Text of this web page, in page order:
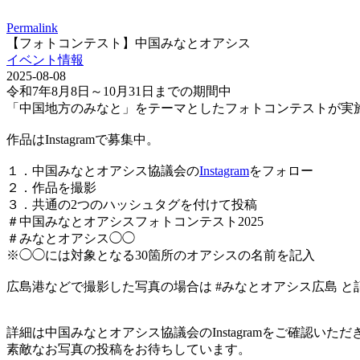
Permalink
【フォトコンテスト】中国みなとオアシス
イベント情報
2025-08-08
令和7年8月8日～10月31日までの期間中
「中国地方のみなと」をテーマとしたフォトコンテストが実
作品はInstagramで募集中。
１．中国みなとオアシス協議会のInstagramをフォロー
２．作品を撮影
３．共通の2つのハッシュタグを付けて投稿
＃中国みなとオアシスフォトコンテスト2025
＃みなとオアシス◯◯
※◯◯には対象となる30箇所のオアシスの名前を記入
広島港などで撮影した写真の場合は #みなとオアシス広島 と
詳細は中国みなとオアシス協議会のInstagramをご確認いただ
素敵なお写真の投稿をお待ちしています。